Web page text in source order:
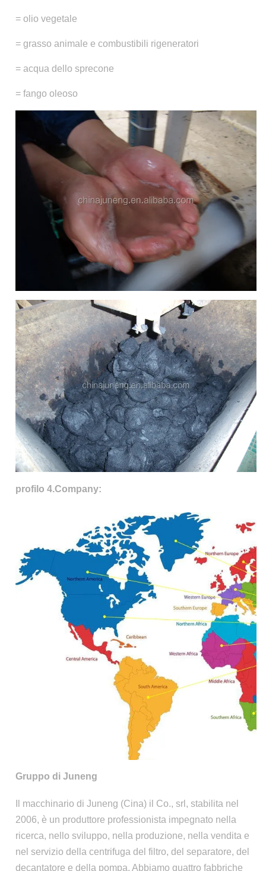
= olio vegetale
= grasso animale e combustibili rigeneratori
= acqua dello sprecone
= fango oleoso
profilo 4.Company:
Gruppo di Juneng
Il macchinario di Juneng (Cina) il Co., srl, stabilita nel
2006, è un produttore professionista impegnato nella
ricerca, nello sviluppo, nella produzione, nella vendita e
nel servizio della centrifuga del filtro, del separatore, del
decantatore e della pompa. Abbiamo quattro fabbriche